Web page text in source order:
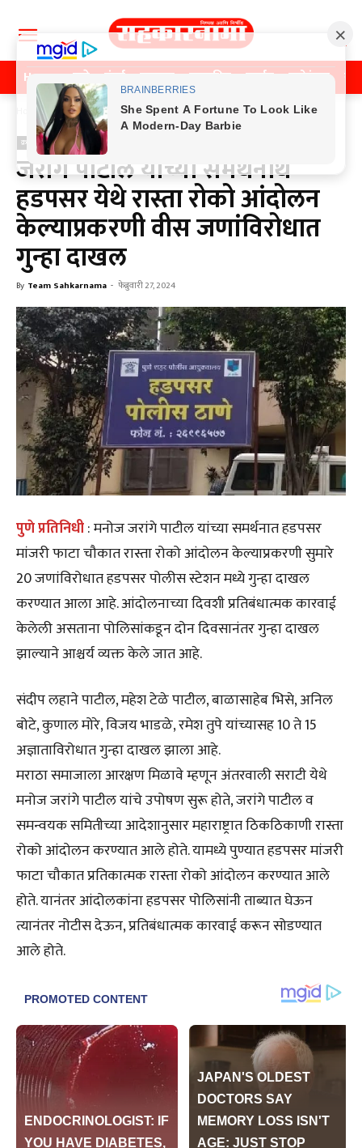
Home पुणे मुंबई महाराष्ट्र राजकीय क्राईम मनोरंजन
Home क्राईम
क्राईम
जरांगे पाटील यांच्या समर्थनार्थ
हडपसर येथे रास्ता रोको आंदोलन
केल्याप्रकरणी वीस जणांविरोधात
गुन्हा दाखल
By Team Sahkarnama - फेब्रुवारी 27, 2024
पुणे प्रतिनिधी: मनोज जरांगे पाटील यांच्या समर्थनात हडपसर
मांजरी फाटा चौकात रास्ता रोको आंदोलन केल्याप्रकरणी सुमारे
20 जणांविरोधात हडपसर पोलीस स्टेशन मध्ये गुन्हा दाखल
करण्यात आला आहे. आंदोलनाच्या दिवशी प्रतिबंधात्मक कारवाई
केलेली असताना पोलिसांकडून दोन दिवसानंतर गुन्हा दाखल
झाल्याने आश्चर्य व्यक्त केले जात आहे.
संदीप लहाने पाटील, महेश टेळे पाटील, बाळासाहेब भिसे, अनिल
बोटे, कुणाल मोरे, विजय भाडळे, रमेश तुपे यांच्यासह 10 ते 15
अज्ञाताविरोधात गुन्हा दाखल झाला आहे.
मराठा समाजाला आरक्षण मिळावे म्हणून अंतरवाली सराटी येथे
मनोज जरांगे पाटील यांचे उपोषण सुरू होते, जरांगे पाटील व
समन्वयक समितीच्या आदेशानुसार महाराष्ट्रात ठिकठिकाणी रास्ता
रोको आंदोलन करण्यात आले होते. यामध्ये पुण्यात हडपसर मांजरी
फाटा चौकात प्रतिकात्मक रास्ता रोको आंदोलन करण्यात आले
होते. यानंतर आंदोलकांना हडपसर पोलिसांनी ताब्यात घेऊन
त्यानंतर नोटीस देऊन, प्रतिबंधात्मक कारवाई करून सोडण्यात
आले होते.